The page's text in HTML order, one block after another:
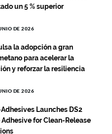
un 5 % superior
DE 2026
la adopción a gran
para acelerar la
y reforzar la resiliencia
DE 2026
Launches DS2
for Clean-Release